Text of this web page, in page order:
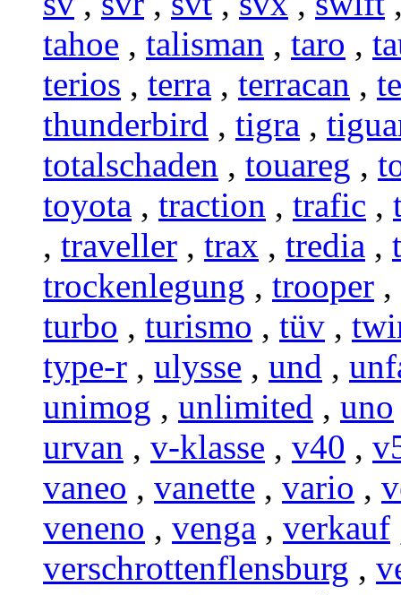
tahoe , talisman , taro ,
terios , terra , terracan ,
thunderbird , tigra ,
totalschaden , touareg ,
toyota , traction , trafic ,
, traveller , trax , tredia ,
trockenlegung , trooper ,
turbo , turismo , tüv ,
type-r , ulysse , und ,
unimog , unlimited , uno
urvan , v-klasse , v40 ,
vaneo , vanette , vario ,
veneno , venga , verkauf
verschrottenflensburg ,